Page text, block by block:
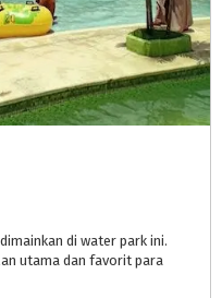
di water park ini.
utama dan favorit para